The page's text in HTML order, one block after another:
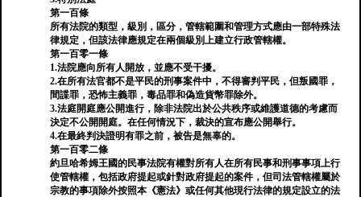
第一百條
所有法院的類型，級別，區分，管轄範圍和管理方式應由一部特殊法
律規定，但該法律應規定在兩個級別上建立行政管轄權。
第一百零一條
1.法院應向所有人開放，並應不受干擾。
2.在所有法官都不是平民的刑事案件中，不得審判平民，但叛國罪，
間諜罪，恐怖主義罪，毒品罪和偽造貨幣罪除外。
3.法庭開庭應公開進行，除非法院出於公共秩序或維護道德的考慮而
決定不公開開庭。在任何情況下，裁決的宣布應公開舉行。
4.在最終判決證明有罪之前，被告是無辜的。
第一百零二條
約旦哈希姆王國的民事法院有權對所有人在所有民事和刑事事項上行
使管轄權，包括政府提起或針對政府提起的案件，但司法管轄權屬於
宗教的事項除外按照本《憲法》或任何其他現行法律的規定設立的法